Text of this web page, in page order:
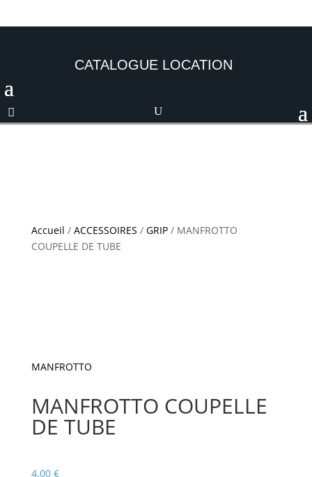
CATALOGUE LOCATION
Accueil / ACCESSOIRES / GRIP/ MANFROTTO
COUPELLE DE TUBE
MANFROTTO
MANFROTTO COUPELLE
DE TUBE
4,00 €